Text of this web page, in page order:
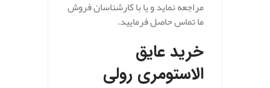
مراجعه نماید و یا با کارشناسان فروش
ما تماس حاصل فرمایید.
خرید عایق
الاستومری رولی